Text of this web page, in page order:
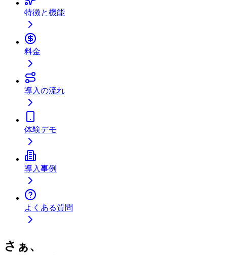
特徴と機能
料金
導入の流れ
体験デモ
導入事例
よくある質問
さぁ、